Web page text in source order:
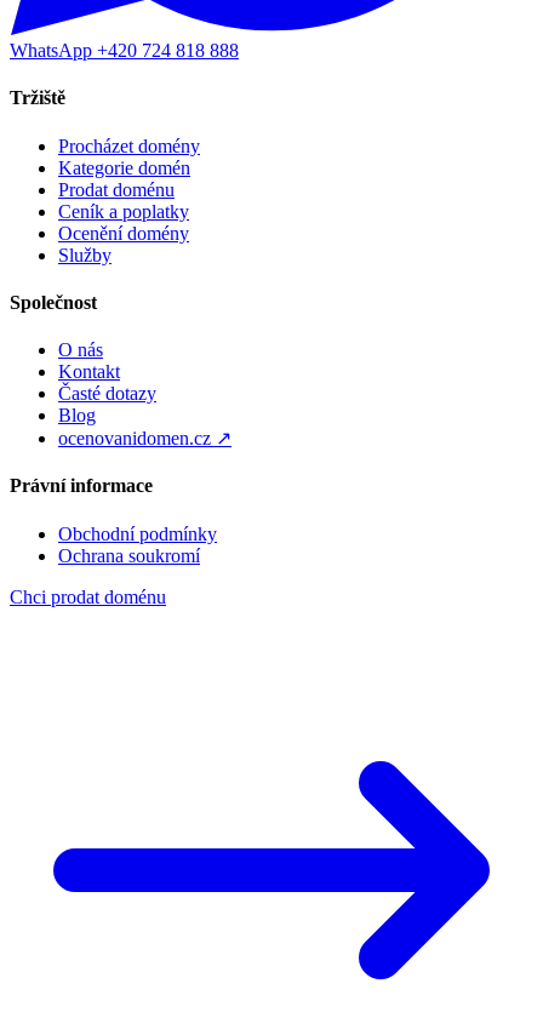
WhatsApp +420 724 818 888
Tržiště
Procházet domény
Kategorie domén
Prodat doménu
Ceník a poplatky
Ocenění domény
Služby
Společnost
O nás
Kontakt
Časté dotazy
Blog
ocenovanidomen.cz ↗
Právní informace
Obchodní podmínky
Ochrana soukromí
Chci prodat doménu